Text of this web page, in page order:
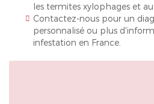
les termites xylophages et
Contactez-nous pour un
personnalisé ou plus
infestation en France.